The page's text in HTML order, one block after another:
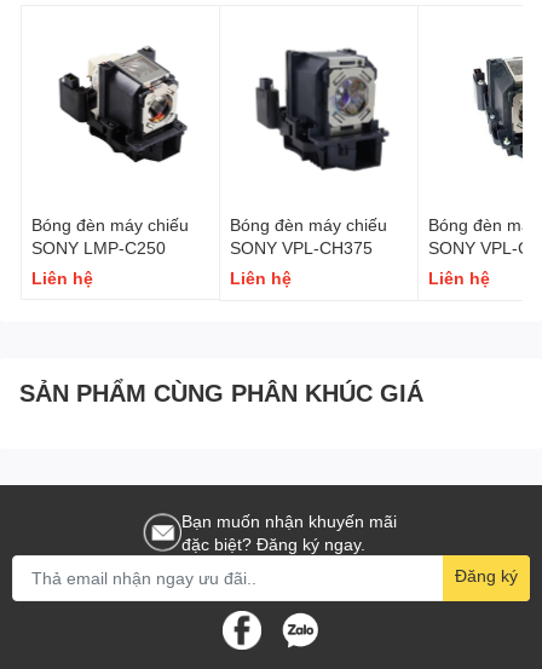
Bóng đèn máy chiếu
SONY LMP-C250
Liên hệ
Bóng đèn máy chiếu
SONY VPL-CH375
Liên hệ
Bóng đèn
SONY VPL-
Liên hệ
SẢN PHẨM CÙNG PHÂN KHÚC GIÁ
Bạn muốn nhận khuyến mãi
đặc biệt? Đăng ký ngay.
Đăng ký